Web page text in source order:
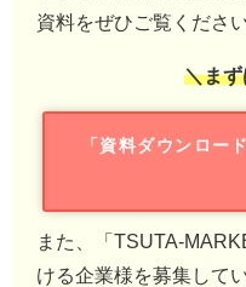
資料をぜひご覧ください
＼ま
「資料ダウンロー
また、「TSUTA-
ける企業様を募集して